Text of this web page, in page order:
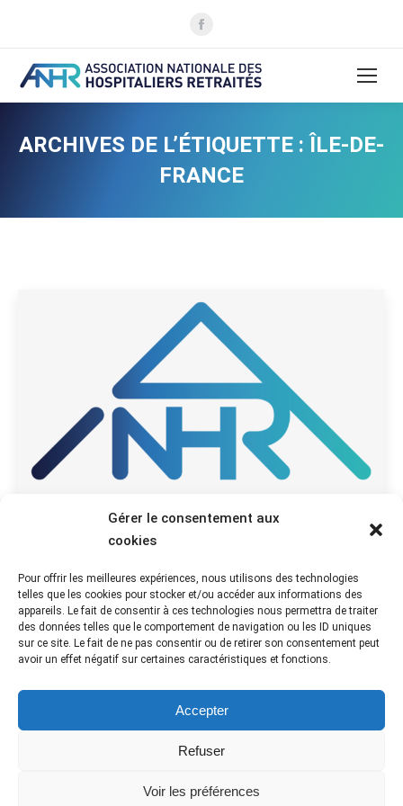
Gérer le consentement aux
cookies
Pour offrir les meilleures expériences, nous utilisons des technologies
telles que les cookies pour stocker et/ou accéder aux informations des
appareils. Le fait de consentir à ces technologies nous permettra de traiter
des données telles que le comportement de navigation ou les ID uniques
sur ce site. Le fait de ne pas consentir ou de retirer son consentement peut
avoir un effet négatif sur certaines caractéristiques et fonctions.
Accepter
Refuser
Voir les préférences
Facebook
s'ouvre
une
nouvelle
fenêtre
ARCHIVES DE L’ÉTIQUETTE : ÎLE-DE-
FRANCE
JOURNAL N°74
Actualités départementales ParANHR 29 mars 2024
Bulletin d’information et de liaison N°74 Cliquer ici
pour visualiser le Bulletin N°74 de la Section Île-
de-France